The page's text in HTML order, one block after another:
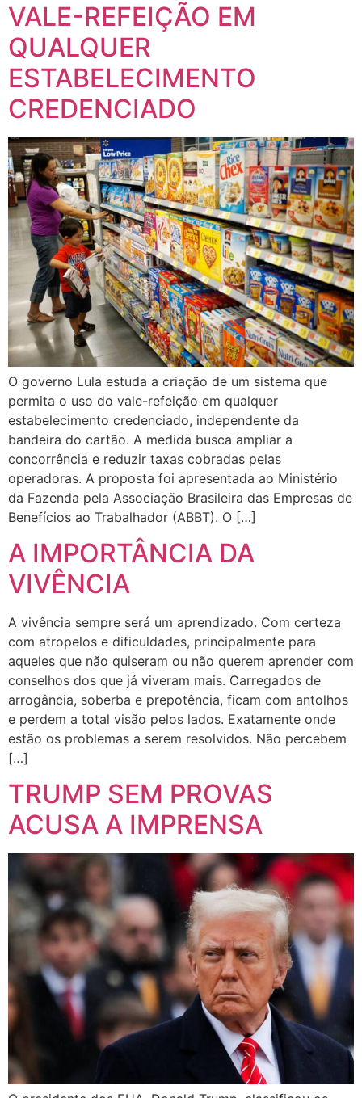
VALE-REFEIÇÃO EM
QUALQUER
ESTABELECIMENTO
CREDENCIADO
O governo Lula estuda a criação de um sistema que
permita o uso do vale-refeição em qualquer
estabelecimento credenciado, independente da
bandeira do cartão. A medida busca ampliar a
concorrência e reduzir taxas cobradas pelas
operadoras. A proposta foi apresentada ao Ministério
da Fazenda pela Associação Brasileira das Empresas de
Benefícios ao Trabalhador (ABBT). O […]
A IMPORTÂNCIA DA
VIVÊNCIA
A vivência sempre será um aprendizado. Com certeza
com atropelos e dificuldades, principalmente para
aqueles que não quiseram ou não querem aprender com
conselhos dos que já viveram mais. Carregados de
arrogância, soberba e prepotência, ficam com antolhos
e perdem a total visão pelos lados. Exatamente onde
estão os problemas a serem resolvidos. Não percebem
[…]
TRUMP SEM PROVAS
ACUSA A IMPRENSA